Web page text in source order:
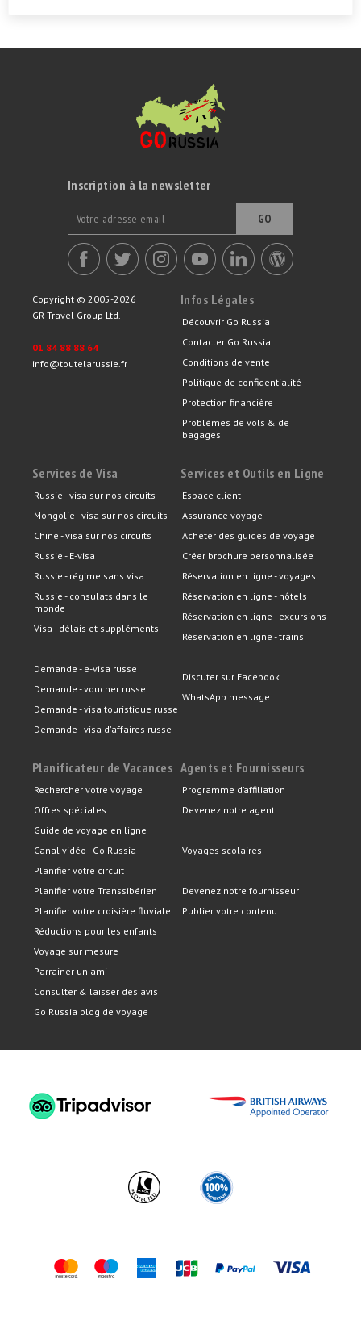
Inscription à la newsletter
GO
Copyright © 2005-2026
GR Travel Group Ltd.
01 84 88 88 64
info@toutelarussie.fr
Infos Légales
Découvrir Go Russia
Contacter Go Russia
Conditions de vente
Politique de confidentialité
Protection financière
Problèmes de vols & de
bagages
Services de Visa
Russie - visa sur nos circuits
Mongolie - visa sur nos circuits
Chine - visa sur nos circuits
Russie - E-visa
Russie - régime sans visa
Russie - consulats dans le
monde
Visa - délais et suppléments
Demande - e-visa russe
Demande - voucher russe
Demande - visa touristique russe
Demande - visa d'affaires russe
Services et Outils en Ligne
Espace client
Assurance voyage
Acheter des guides de voyage
Créer brochure personnalisée
Réservation en ligne - voyages
Réservation en ligne - hôtels
Réservation en ligne - excursions
Réservation en ligne - trains
Discuter sur Facebook
WhatsApp message
Planificateur de Vacances
Rechercher votre voyage
Offres spéciales
Guide de voyage en ligne
Canal vidéo - Go Russia
Planifier votre circuit
Planifier votre Transsibérien
Planifier votre croisière fluviale
Réductions pour les enfants
Voyage sur mesure
Parrainer un ami
Consulter & laisser des avis
Go Russia blog de voyage
Agents et Fournisseurs
Programme d’affiliation
Devenez notre agent
Voyages scolaires
Devenez notre fournisseur
Publier votre contenu